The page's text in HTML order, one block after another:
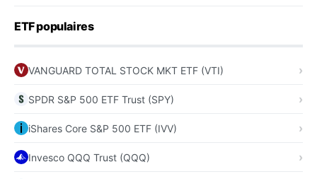
ETF populaires
VANGUARD TOTAL STOCK MKT ETF (VTI)
SPDR S&P 500 ETF Trust (SPY)
iShares Core S&P 500 ETF (IVV)
Invesco QQQ Trust (QQQ)